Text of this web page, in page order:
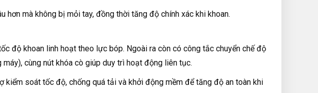
hơn mà không bị mỏi tay, đồng thời tăng độ chính xác khi khoan.
độ khoan linh hoạt theo lực bóp. Ngoài ra còn có công tắc chuyển chế độ
cùng nút khóa cò giúp duy trì hoạt động liên tục.
kiểm soát tốc độ, chống quá tải và khởi động mềm để tăng độ an toàn khi